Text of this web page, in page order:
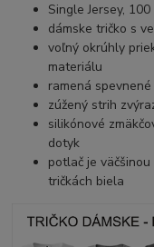
Single Jersey,
dámske tričko s
voľný okrúhly
materiálu
ramená
zúžený strih
silikónové
dotyk
potlač je
tričkách biela